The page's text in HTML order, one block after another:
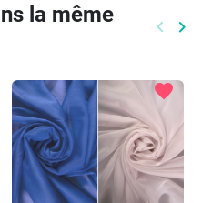
la même
keyboard_arrow_left keyboard_arrow_right
favorite